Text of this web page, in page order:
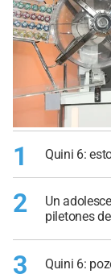
1 Quini 6:
2
Un
piletones
3
Quini 6: